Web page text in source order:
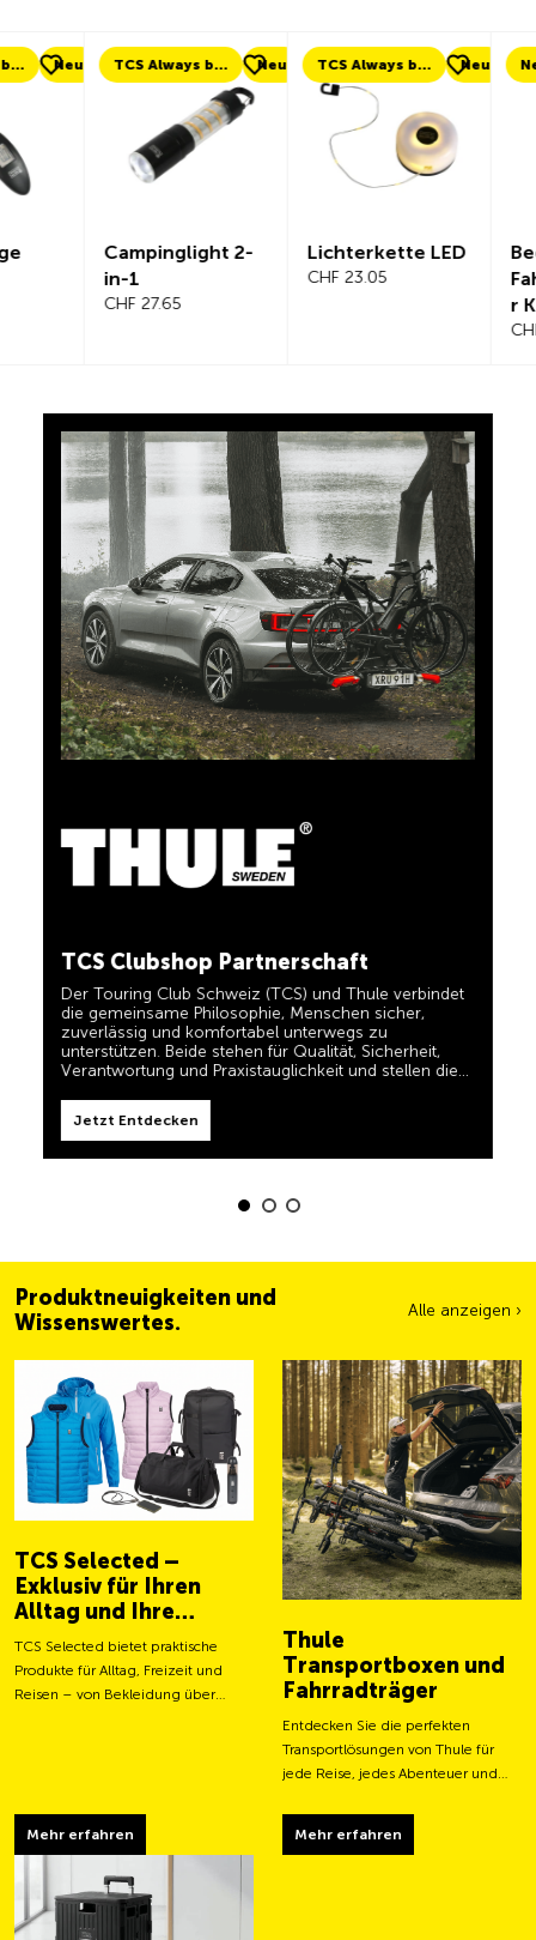
TCS Always by my side Neu
Campinglight 2-
CHF 27.65
TCS Always by my side Neu
Lichterkette LED
CHF 23.05
Neu
Beeline
r
CHF 101.65
die gemeinsame Philosophie, Menschen sicher,
zuverlässig und komfortabel unterwegs zu
Verantwortung und Praxistauglichkeit und stellen die
Bedürfnisse von Reisenden und aktiven Familien in den
Mittelpunkt.
Jetzt Entdecken
5% Cashback
Mastercard® und Sie erhalten automatisch 5% als
Cashback zurück erstattet. Die TCS Member
Mastercard ist TCS Mitglieds-, Bezahl- und Sparkarte
in einem und für TCS-Mitglieder dauerhaft kostenlos.
Produkte erfüllen und Ihnen zuverlässige, nützliche
Helfer sein, wenn Sie unterwegs sind. Sie erkennen
my side'.
Jetzt Entdecken
Produktneuigkeiten und
Wissenswertes.
Alle anzeigen ›
TCS Selected –
Exklusiv für Ihren
Alltag und Ihre
Abenteuer
TCS Selected bietet praktische
Produkte für Alltag, Freizeit und
Reisen – von Bekleidung über
Mehr erfahren
Thule
Transportboxen und
Fahrradträger
Entdecken Sie die perfekten
Transportlösungen von Thule für
jede Reise, jedes Abenteuer und
Mehr erfahren